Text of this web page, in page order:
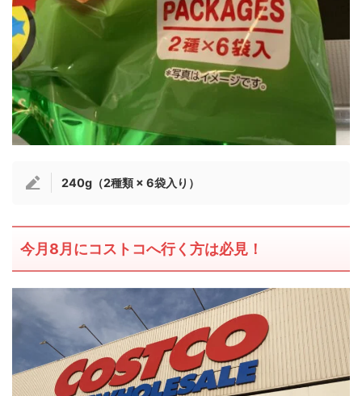
240g（2種類 × 6袋入り）
今月8月にコストコへ行く方は必見！